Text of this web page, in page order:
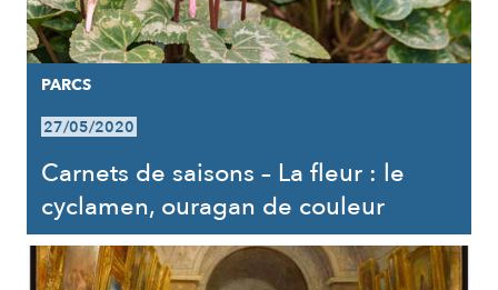
PARCS
27/05/2020
Carnets de saisons – La fleur : le
cyclamen, ouragan de couleur